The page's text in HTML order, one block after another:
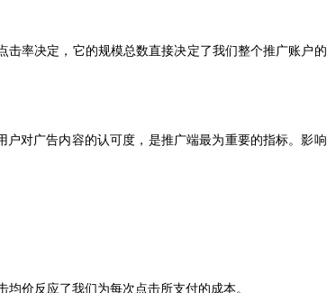
率决定，它的规模总数直接决定了我们整个推广账户的
对广告内容的认可度，是推广端最为重要的指标。影响
价反应了我们为每次点击所支付的成本。